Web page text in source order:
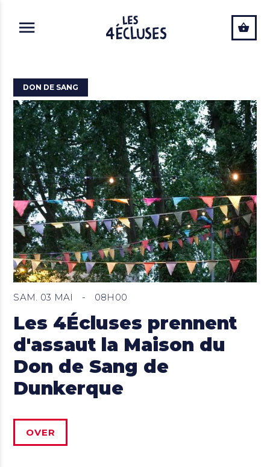
DON DE SANG
SAM. 03 MAI - 08H00
Les 4Écluses prennent
d'assaut la Maison du
Don de Sang de
Dunkerque
OVER